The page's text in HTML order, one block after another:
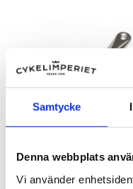
Samtycke
Denna webbplats
Vi använder